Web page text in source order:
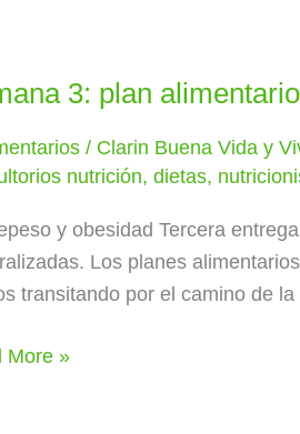
3: plan
/ Clarin Buena Vida y
nutrición,dietas,
y obesidad Tercera
Los planes
transitando por el camino de
More »